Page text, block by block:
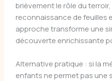
brièvement le rôle du
reconnaissance de feuilles
approche transforme une
découverte enrichissante
Alternative pratique : si la
enfants ne permet pas une